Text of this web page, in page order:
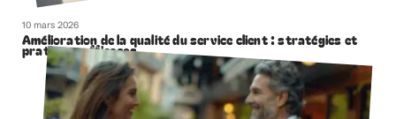
10 mars 2026
Amélioration de la qualité du service client : stratégies et
pratiques efficaces